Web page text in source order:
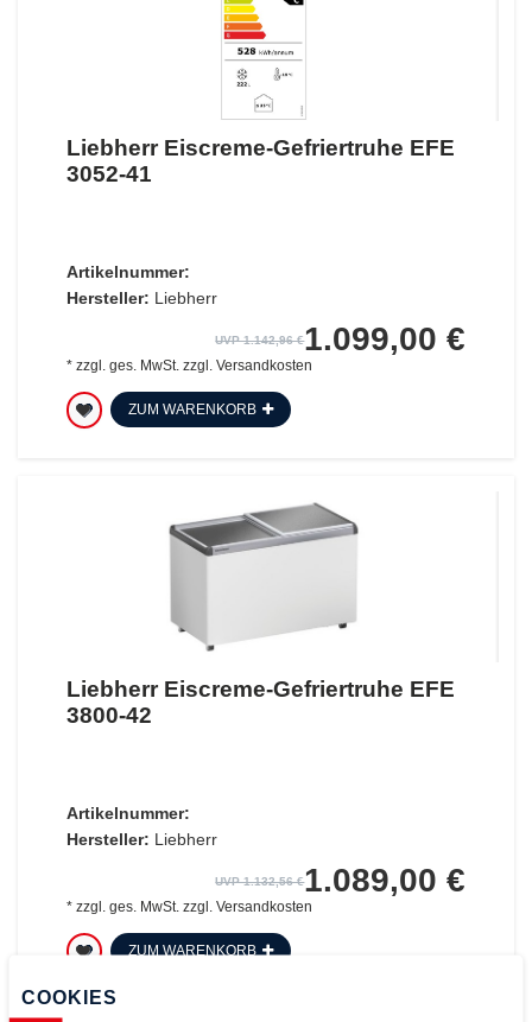
Liebherr Eiscreme-Gefriertruhe EFE
3052-41
Artikelnummer:
Hersteller: Liebherr
UVP 1.142,96 €1.099,00 €
* zzgl. ges. MwSt.zzgl. Versandkosten
ZUM WARENKORB
Liebherr Eiscreme-Gefriertruhe EFE
3800-42
Artikelnummer:
Hersteller: Liebherr
UVP 1.132,56 €1.089,00 €
* zzgl. ges. MwSt. zzgl. Versandkosten
ZUM WARENKORB
COOKIES